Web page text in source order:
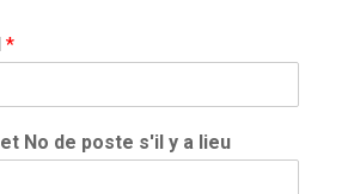
*
No de poste s'il y a lieu